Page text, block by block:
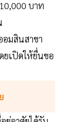
บาท
อมสินสาขา
ยเปิดให้ยื่นขอ